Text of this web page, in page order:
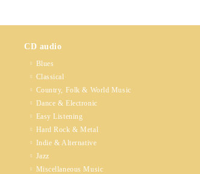
CD audio
Blues
Classical
Country, Folk & World Music
Dance & Electronic
Easy Listening
Hard Rock & Metal
Indie & Alternative
Jazz
Miscellaneous Music